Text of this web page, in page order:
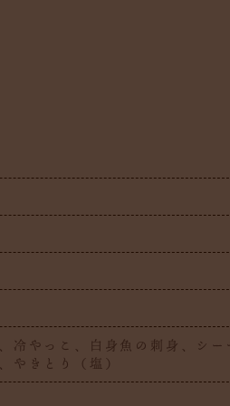
冷やっこ、白身魚の刺身、シー
やきとり（塩）